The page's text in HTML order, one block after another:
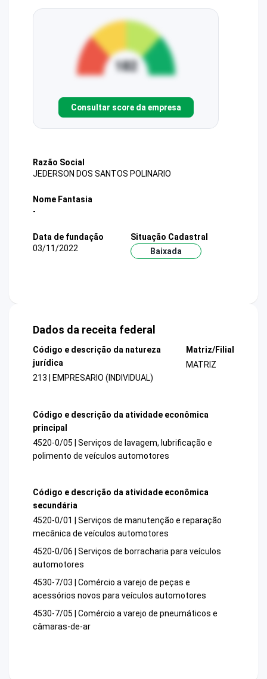
Consultar score da empresa
Razão Social
JEDERSON DOS SANTOS POLINARIO
Nome Fantasia
-
Data de fundação
03/11/2022
Situação Cadastral
Baixada
Dados da receita federal
Código e descrição da natureza
jurídica
213 | EMPRESARIO (INDIVIDUAL)
Matriz/Filial
MATRIZ
Código e descrição da atividade econômica
principal
4520-0/05 | Serviços de lavagem, lubrificação e
polimento de veículos automotores
Código e descrição da atividade econômica
secundária
4520-0/01 | Serviços de manutenção e reparação
mecânica de veículos automotores
4520-0/06 | Serviços de borracharia para veículos
automotores
4530-7/03 | Comércio a varejo de peças e
acessórios novos para veículos automotores
4530-7/05 | Comércio a varejo de pneumáticos e
câmaras-de-ar